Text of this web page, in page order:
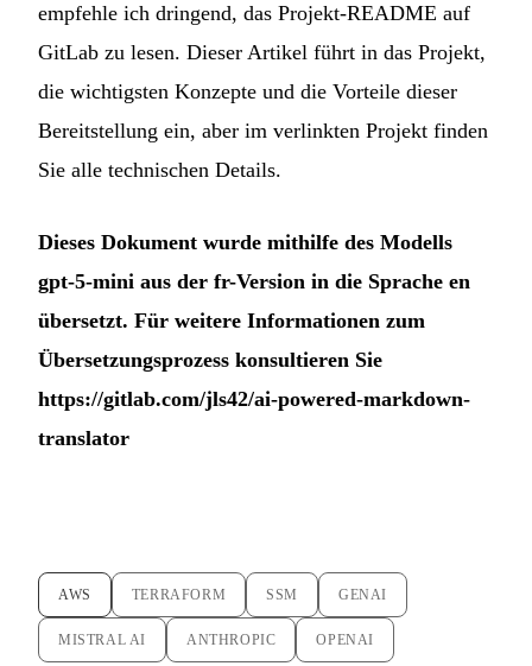
empfehle ich dringend, das Projekt-README auf
GitLab zu lesen. Dieser Artikel führt in das Projekt,
die wichtigsten Konzepte und die Vorteile dieser
Bereitstellung ein, aber im verlinkten Projekt finden
Sie alle technischen Details.
Dieses Dokument wurde mithilfe des Modells
gpt-5-mini aus der fr-Version in die Sprache en
übersetzt. Für weitere Informationen zum
Übersetzungsprozess konsultieren Sie
https://gitlab.com/jls42/ai-powered-markdown-
translator
AWS TERRAFORM SSM GENAI
MISTRAL AI ANTHROPIC OPENAI